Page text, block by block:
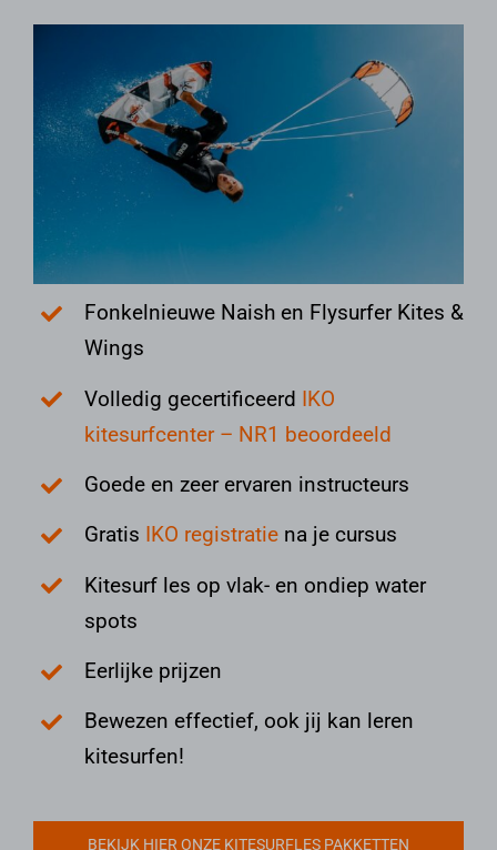
Fonkelnieuwe Naish en Flysurfer Kites &
Wings
Volledig gecertificeerd IKO
kitesurfcenter – NR1 beoordeeld
Goede en zeer ervaren instructeurs
Gratis IKO registratiena je cursus
Kitesurf les op vlak- en ondiep water
spots
Eerlijke prijzen
Bewezen effectief, ook jij kan leren
kitesurfen!
BEKIJK HIER ONZE KITESURFLES PAKKETTEN